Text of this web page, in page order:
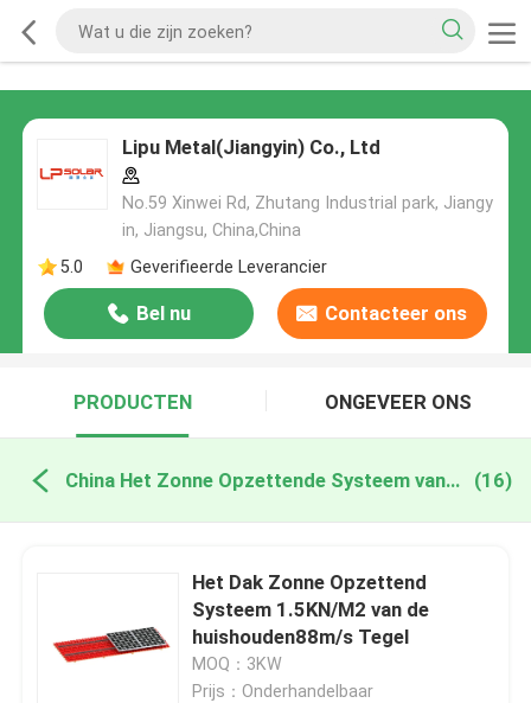
Lipu Metal(Jiangyin) Co., Ltd
No.59 Xinwei Rd, Zhutang Industrial park, Jiangy
in, Jiangsu, China,China
5.0
Geverifieerde Leverancier
Bel nu Contacteer ons
PRODUCTEN ONGEVEER ONS
China Het Zonne Opzettende Systeem van het tegeldak (16)
Het Dak Zonne Opzettend
Systeem 1.5KN/M2 van de
huishouden88m/s Tegel
MOQ：3KW
Prijs：Onderhandelbaar